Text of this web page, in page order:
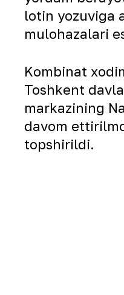
lotin yozuviga
mulohazalari
Kombinat
Toshkent
markazining
davom
topshirildi.